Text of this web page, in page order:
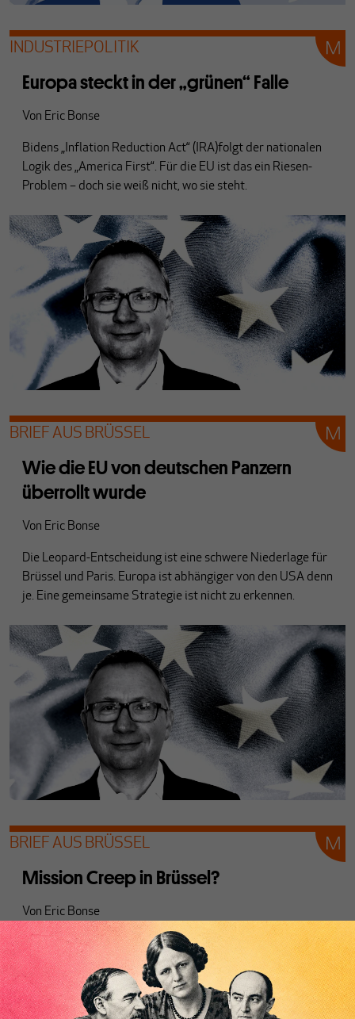
INDUSTRIEPOLITIK
Europa steckt in der „grünen“ Falle
Von Eric Bonse
Bidens „Inflation Reduction Act“ (IRA)folgt der nationalen
Logik des „America First“. Für die EU ist das ein Riesen-
Problem – doch sie weiß nicht, wo sie steht.
BRIEF AUS BRÜSSEL
Wie die EU von deutschen Panzern
überrollt wurde
Von Eric Bonse
Die Leopard-Entscheidung ist eine schwere Niederlage für
Brüssel und Paris. Europa ist abhängiger von den USA denn
je. Eine gemeinsame Strategie ist nicht zu erkennen.
BRIEF AUS BRÜSSEL
Mission Creep in Brüssel?
Von Eric Bonse
2023 wird für die EU zum Jahr der Wahrheit. Krieg,
Rezession, Klima- und Flüchtlingskrise bilden einen
toxischen Mix. Doch der neue schwedische Ratsvorsitz
macht Business as usual und verspricht das Blaue vom